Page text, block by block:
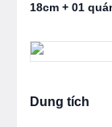
18cm + 01
Dung tích